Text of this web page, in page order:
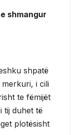
shmangur
shpatë
i cili
te fëmijët
tij duhet të
plotësisht